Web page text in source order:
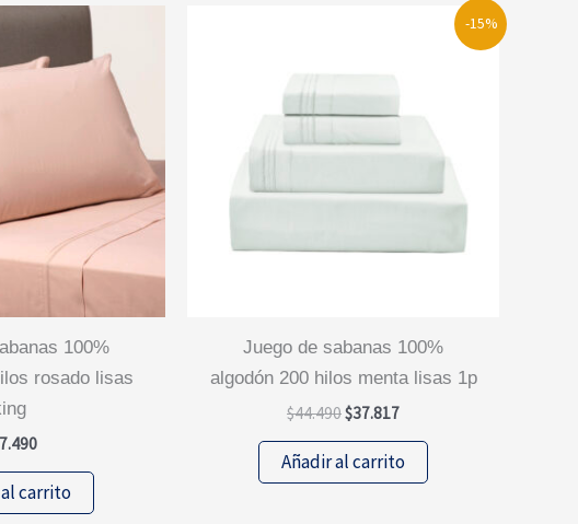
rosado lisas
carrito
-15%
juego de sabanas 100%
algodón 200 hilos menta lisas 1p
$44.490El
original
era:
$37.817El
actual
es:
Añadir al carrito